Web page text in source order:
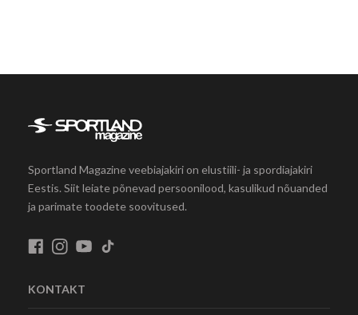
Sportland Magazine veebiajakiri on elustiili- ja spordiajakiri
Eestis. Siit leiate põnevad persoonilood, kasulikud nõuanded
ja parimate toodete soovitused.
KONTAKT